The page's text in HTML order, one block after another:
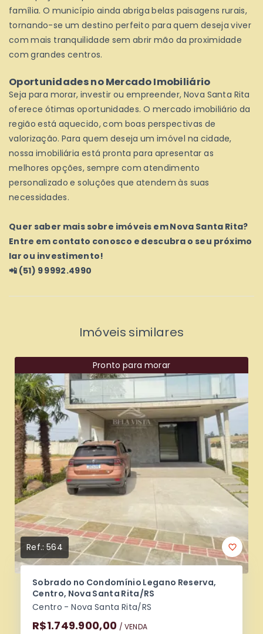
família. O município ainda abriga belas paisagens rurais,
tornando-se um destino perfeito para quem deseja viver
com mais tranquilidade sem abrir mão da proximidade
com grandes centros.
Oportunidades no Mercado Imobiliário
Seja para morar, investir ou empreender, Nova Santa Rita
oferece ótimas oportunidades. O mercado imobiliário da
região está aquecido, com boas perspectivas de
valorização. Para quem deseja um imóvel na cidade,
nossa imobiliária está pronta para apresentar as
melhores opções, sempre com atendimento
personalizado e soluções que atendem às suas
necessidades.
Quer saber mais sobre imóveis em Nova Santa Rita?
Entre em contato conosco e descubra o seu próximo
lar ou investimento!
📲 (51) 9 9992.4990
Imóveis similares
Pronto para morar
Ref.:564
Sobrado no Condomínio Legano Reserva,
Centro, Nova Santa Rita/RS
Centro - Nova Santa Rita/RS
R$1.749.900,00 / VENDA